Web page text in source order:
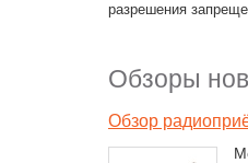
разрешения
Обзоры
Обзор